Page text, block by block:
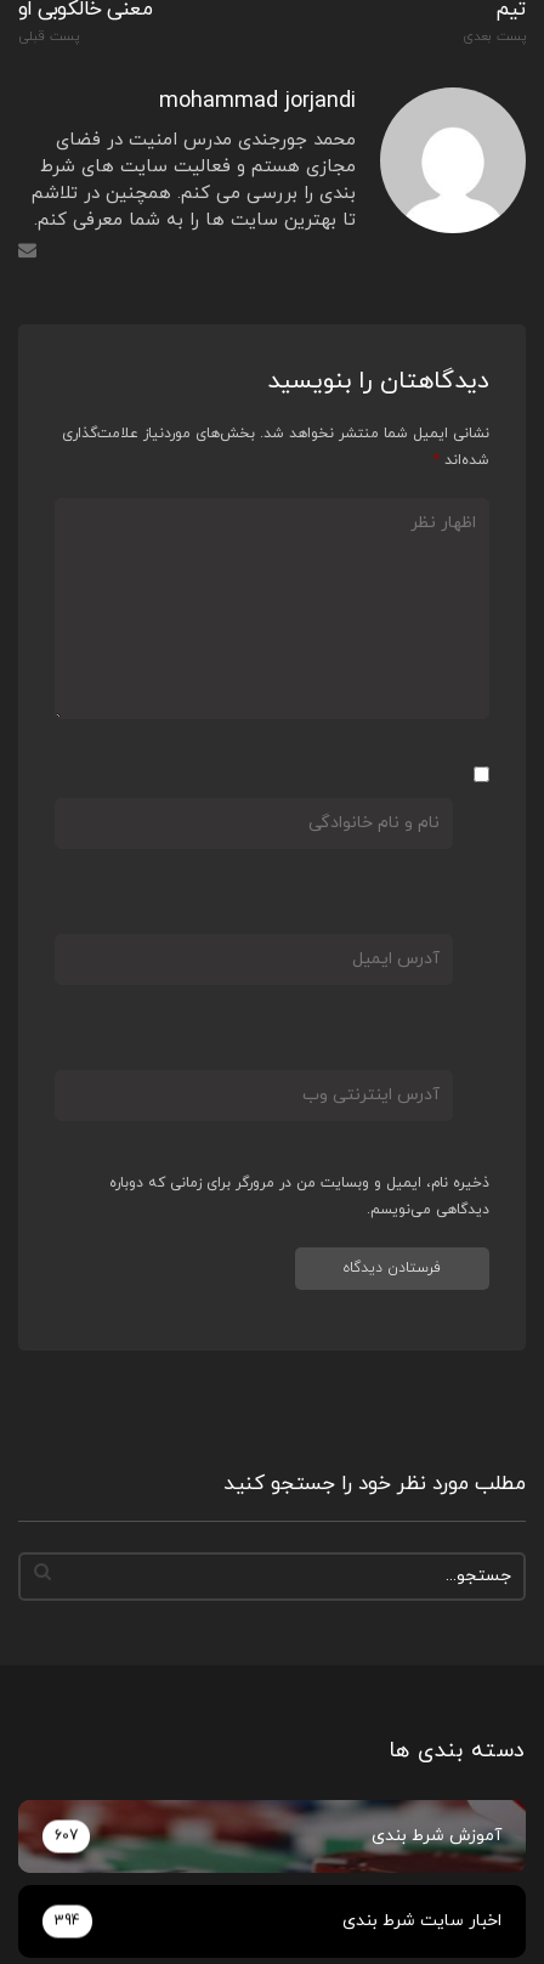
معنی خالکوبی او
پست قبلی
تیم
پست بعدی
mohammad jorjandi
محمد جورجندی مدرس امنیت در فضای
مجازی هستم و فعالیت سایت های شرط
بندی را بررسی می کنم. همچنین در تلاشم
تا بهترین سایت ها را به شما معرفی کنم.
دیدگاهتان را بنویسید
نشانی ایمیل شما منتشر نخواهد شد. بخش‌های موردنیاز علامت‌گذاری
شده‌اند *
ذخیره نام، ایمیل و وبسایت من در مرورگر برای زمانی که دوباره
دیدگاهی می‌نویسم.
مطلب مورد نظر خود را جستجو کنید
دسته بندی ها
آموزش شرط بندی 607
اخبار سایت شرط بندی 394